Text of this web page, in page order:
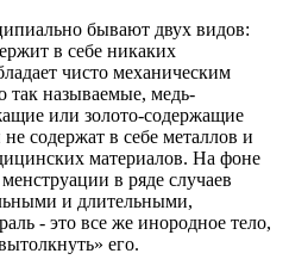
бывают двух видов:
в себе никаких
чисто механическим
так называемые, медь-
или золото-содержащие
содержат в себе металлов и
материалов. На фоне
в ряде случаев
и длительными,
- это все же инородное тело,
его.